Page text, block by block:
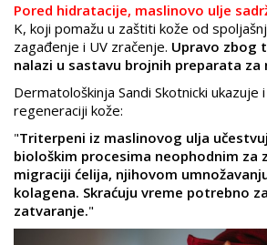
Pored hidratacije, maslinovo ulje
K, koji pomažu u zaštiti kože od
zagađenje i UV zračenje. Upravo zbog
nalazi u sastavu brojnih preparata za
Dermatološkinja Sandi Skotnicki ukazuje
regeneraciji kože:
"Triterpeni iz maslinovog ulja
biološkim procesima neophodnim za
migraciji ćelija, njihovom
kolagena. Skraćuju vreme potrebno
zatvaranje."